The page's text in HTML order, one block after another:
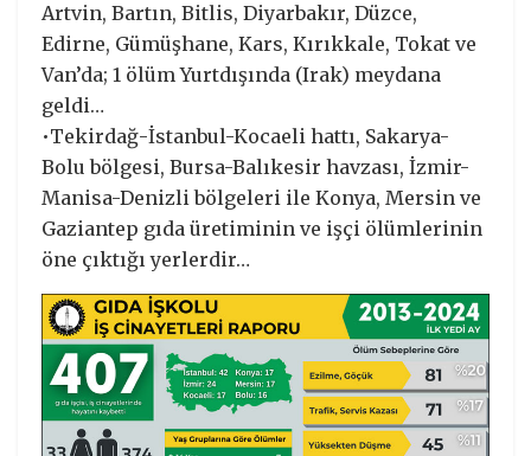
Artvin, Bartın, Bitlis, Diyarbakır, Düzce,
Edirne, Gümüşhane, Kars, Kırıkkale, Tokat ve
Van’da; 1 ölüm Yurtdışında (Irak) meydana
geldi…
•Tekirdağ-İstanbul-Kocaeli hattı, Sakarya-
Bolu bölgesi, Bursa-Balıkesir havzası, İzmir-
Manisa-Denizli bölgeleri ile Konya, Mersin ve
Gaziantep gıda üretiminin ve işçi ölümlerinin
öne çıktığı yerlerdir…